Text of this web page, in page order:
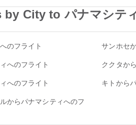
City to パナマシテ
のフライト サンホセ
へのフライト ククタか
へのフライト キトから
からパナマシティへのフ